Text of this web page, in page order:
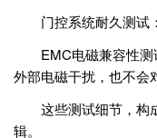
门控系统耐久测试：
EMC电磁兼容性测
外部电磁干扰，也不会
这些测试细节，构成
辑。